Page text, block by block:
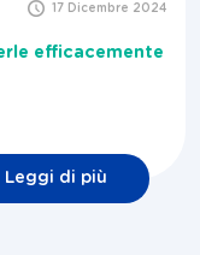
17 Dicembre 2024
efficacemente
Leggi di più